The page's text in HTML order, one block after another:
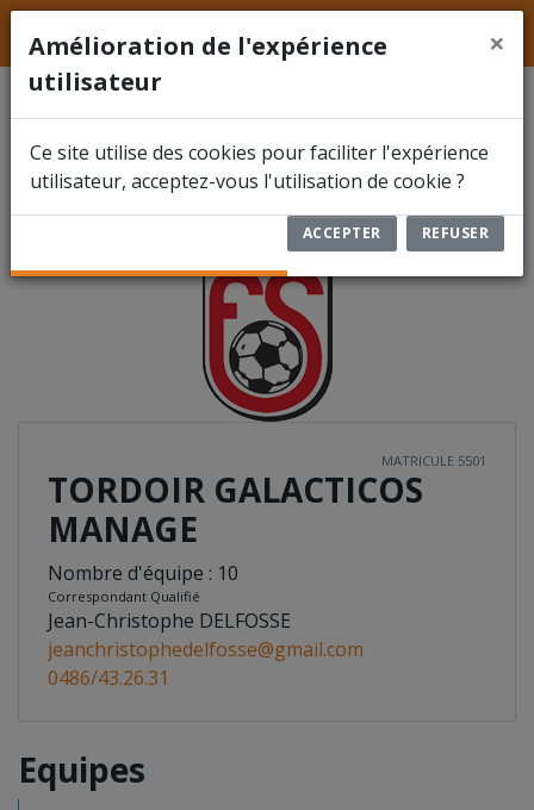
LFFSHainaut
TORDOIR GALACTICOS
MANAGE5501
MATRICULE 5501
TORDOIR GALACTICOS
MANAGE
Nombre d'équipe : 10
Correspondant Qualifié
Jean-Christophe DELFOSSE
jeanchristophedelfosse@gmail.com
0486/43.26.31
Equipes
Amélioration de l'expérience
utilisateur
×
Ce site utilise des cookies pour faciliter l'expérience
utilisateur, acceptez-vous l'utilisation de cookie ?
ACCEPTER REFUSER
FÉDÉRATION
COMPÉTITIONS
DOCUMENTS
ARBITRES
ENCODER UN RÉSULTAT